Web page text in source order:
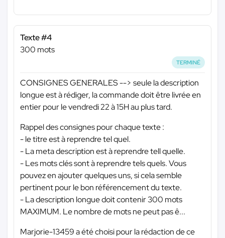
Texte #4
300 mots
TERMINÉ
CONSIGNES GENERALES --> seule la description
longue est à rédiger, la commande doit être livrée en
entier pour le vendredi 22 à 15H au plus tard.
Rappel des consignes pour chaque texte :
- le titre est à reprendre tel quel.
- La meta description est à reprendre tell quelle.
- Les mots clés sont à reprendre tels quels. Vous
pouvez en ajouter quelques uns, si cela semble
pertinent pour le bon référencement du texte.
- La description longue doit contenir 300 mots
MAXIMUM. Le nombre de mots ne peut pas ê...
Marjorie-13459 a été choisi pour la rédaction de ce